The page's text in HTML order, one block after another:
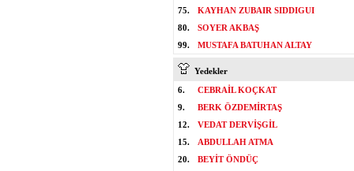
75.
KAYHAN ZUBAIR SIDDIGUI
80.
SOYER AKBAŞ
99.
MUSTAFA BATUHAN ALTAY
Yedekler
6.
CEBRAİL KOÇKAT
9.
BERK ÖZDEMİRTAŞ
12.
VEDAT DERVİŞGİL
15.
ABDULLAH ATMA
20.
BEYİT ÖNDÜÇ